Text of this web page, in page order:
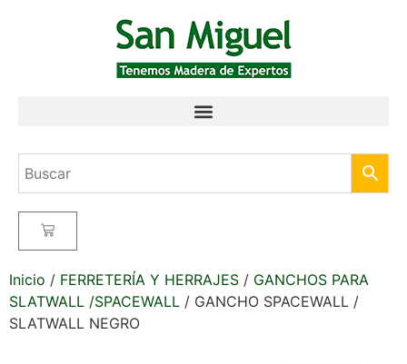
Inicio / FERRETERÍA Y HERRAJES / GANCHOS PARA
SLATWALL /SPACEWALL / GANCHO SPACEWALL /
SLATWALL NEGRO